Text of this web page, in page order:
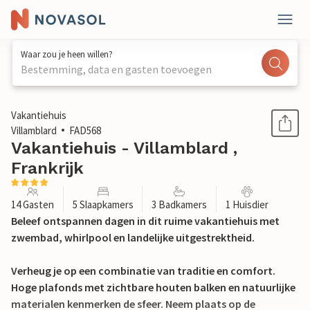
Waar zou je heen willen?
Bestemming, data en gasten toevoegen
1 / 32
Vakantiehuis
Villamblard
FAD568
Vakantiehuis - Villamblard ,
Frankrijk
14 Gasten 5 Slaapkamers 3 Badkamers 1 Huisdier
Beleef ontspannen dagen in dit ruime vakantiehuis met
zwembad, whirlpool en landelijke uitgestrektheid.
Verheug je op een combinatie van traditie en comfort.
Hoge plafonds met zichtbare houten balken en natuurlijke
materialen kenmerken de sfeer. Neem plaats op de